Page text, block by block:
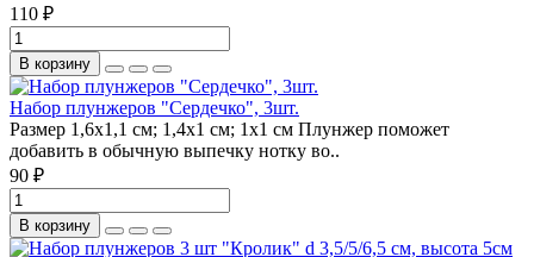
110 ₽
В корзину
Набор плунжеров "Сердечко", 3шт.
Размер 1,6х1,1 см; 1,4х1 см; 1х1 см Плунжер поможет
добавить в обычную выпечку нотку во..
90 ₽
В корзину